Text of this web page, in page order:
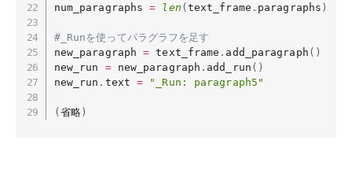
num_paragraphs = len ( text_frame . paragraphs )
#_Runを使ってパラグラフを足す
new_paragraph = text_frame . add_paragraph ( )
new_run = new_paragraph . add_run ( )
new_run . text = "_Run: paragraph5"
( 省略 )